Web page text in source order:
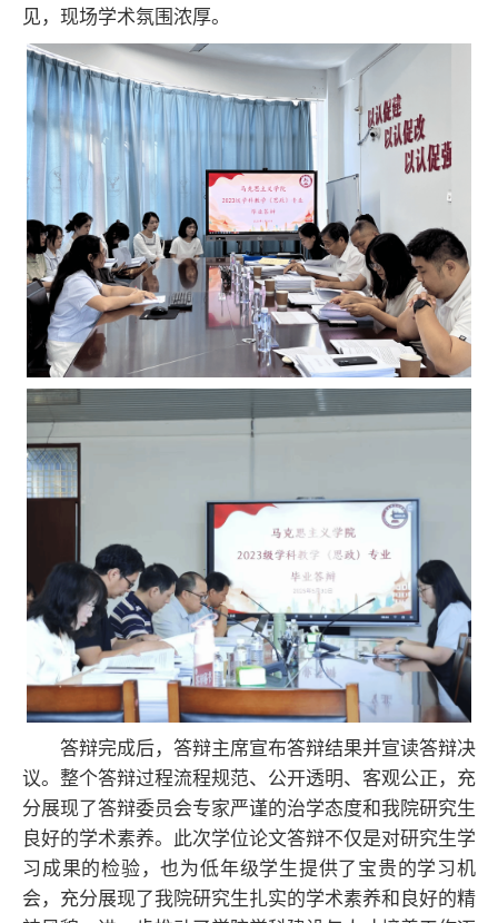
见，现场学术氛围浓厚。
答辩完成后，答辩主席宣布答辩结果并宣读答辩决
议。整个答辩过程流程规范、公开透明、客观公正，充
分展现了答辩委员会专家严谨的治学态度和我院研究生
良好的学术素养。此次学位论文答辩不仅是对研究生学
习成果的检验，也为低年级学生提供了宝贵的学习机
会，充分展现了我院研究生扎实的学术素养和良好的精